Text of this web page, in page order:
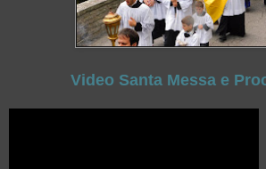
Video Santa Messa e